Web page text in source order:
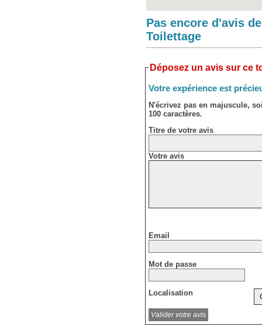
Pas encore d'avis
Toilettage
Déposez un avis sur ce
Votre expérience est
N'écrivez pas en majuscule,
100 caractères.
Titre de votre avis
Votre avis
Email
Mot de passe
Localisation